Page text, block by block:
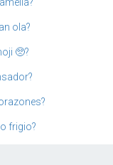
ola?
🥺?
frigio?